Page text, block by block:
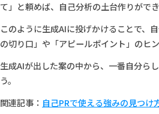
て」と頼めば、自己分析の土台作りがで
このように生成AIに投げかけることで、
の切り口」や「アピールポイント」のヒン
生成AIが出した案の中から、一番自分ら
う。
関連記事： 自己PRで使える強みの見つけ